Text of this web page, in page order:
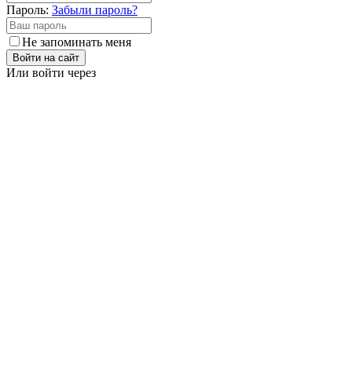
Пароль: Забыли пароль?
Не запоминать меня
Войти на сайт
Или войти через